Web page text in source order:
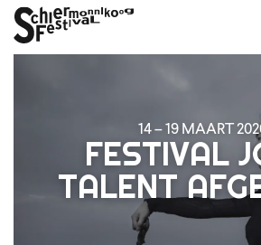
14 – 19 MAART
FESTIVAL
TALENT